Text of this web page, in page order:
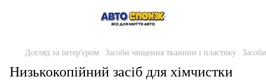
Догляд за інтер'єром Засоби чищення тканини і пластику
Низькокопійний засіб для хімчистки